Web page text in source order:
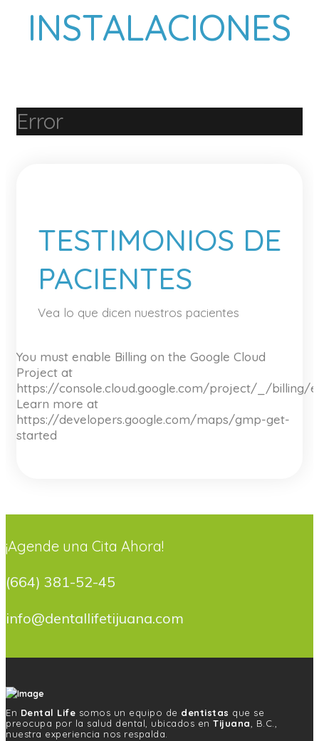
INSTALACIONES
Error
TESTIMONIOS DE
PACIENTES
Vea lo que dicen nuestros pacientes
You must enable Billing on the Google Cloud
Project at
https://console.cloud.google.com/project/_/billing/
Learn more at
https://developers.google.com/maps/gmp-get-
started
¡Agende una Cita Ahora!
(664) 381-52-45
info@dentallifetijuana.com
En Dental Life somos un equipo de dentistas que se
preocupa por la salud dental, ubicados en Tijuana , B.C.,
nuestra experiencia nos respalda.